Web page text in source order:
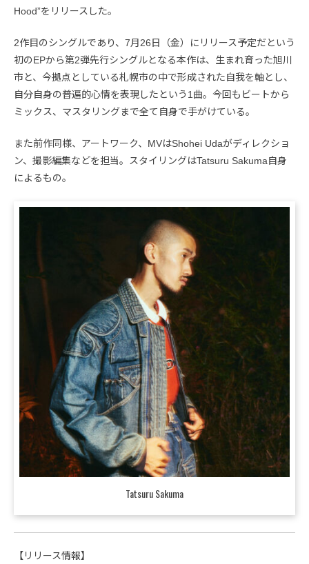
Hood”をリリースした。
2作目のシングルであり、7月26日（金）にリリース予定だという
初のEPから第2弾先行シングルとなる本作は、生まれ育った旭川
市と、今拠点としている札幌市の中で形成された自我を軸とし、
自分自身の普遍的心情を表現したという1曲。今回もビートから
ミックス、マスタリングまで全て自身で手がけている。
また前作同様、アートワーク、MVはShohei Udaがディレクショ
ン、撮影編集などを担当。スタイリングはTatsuru Sakuma自身
によるもの。
Tatsuru Sakuma
【リリース情報】